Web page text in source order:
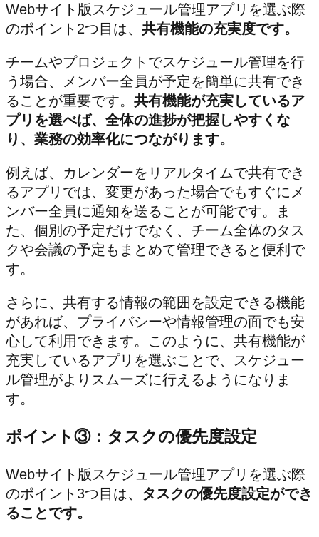
Webサイト版スケジュール管理アプリを選ぶ際
のポイント2つ目は、 共有機能の充実度です。
チームやプロジェクトでスケジュール管理を行
う場合、メンバー全員が予定を簡単に共有でき
ることが重要です。 共有機能が充実しているア
プリを選べば、全体の進捗が把握しやすくな
り、業務の効率化につながります。
例えば、カレンダーをリアルタイムで共有でき
るアプリでは、変更があった場合でもすぐにメ
ンバー全員に通知を送ることが可能です。ま
た、個別の予定だけでなく、チーム全体のタス
クや会議の予定もまとめて管理できると便利で
す。
さらに、共有する情報の範囲を設定できる機能
があれば、プライバシーや情報管理の面でも安
心して利用できます。このように、共有機能が
充実しているアプリを選ぶことで、スケジュー
ル管理がよりスムーズに行えるようになりま
す。
ポイント③：タスクの優先度設定
Webサイト版スケジュール管理アプリを選ぶ際
のポイント3つ目は、 タスクの優先度設定ができ
ることです。